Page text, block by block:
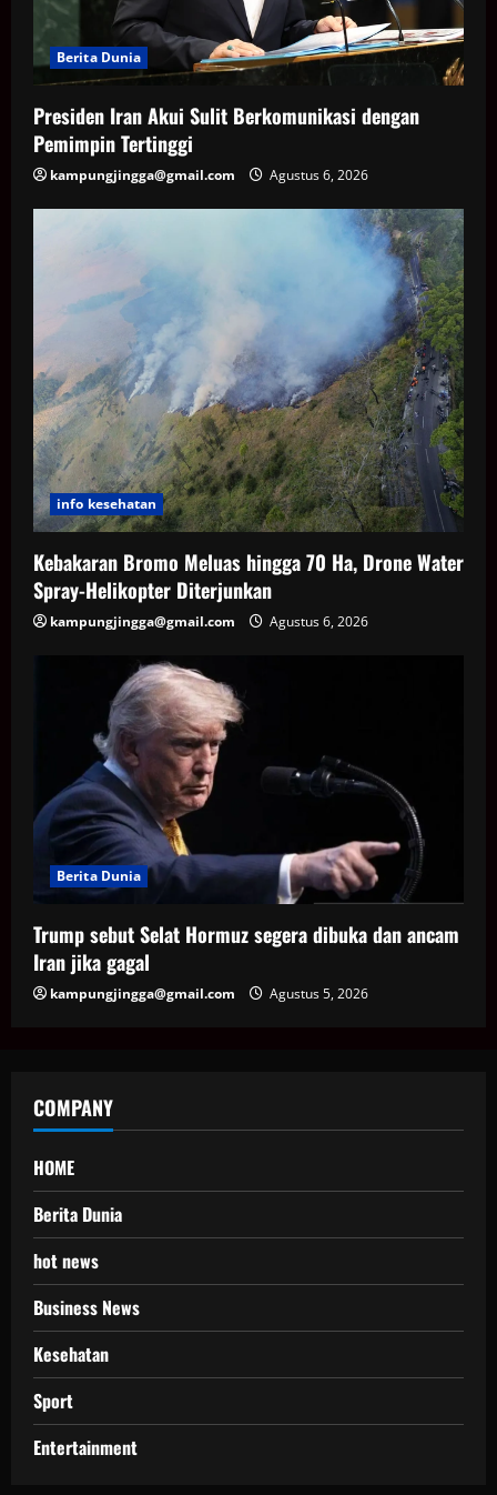
Berita Dunia
Presiden Iran Akui Sulit Berkomunikasi dengan
Pemimpin Tertinggi
kampungjingga@gmail.com Agustus 6, 2026
info kesehatan
Kebakaran Bromo Meluas hingga 70 Ha, Drone Water
Spray-Helikopter Diterjunkan
kampungjingga@gmail.com Agustus 6, 2026
Berita Dunia
Trump sebut Selat Hormuz segera dibuka dan ancam
Iran jika gagal
kampungjingga@gmail.com Agustus 5, 2026
COMPANY
HOME
Berita Dunia
hot news
Business News
Kesehatan
Sport
Entertainment